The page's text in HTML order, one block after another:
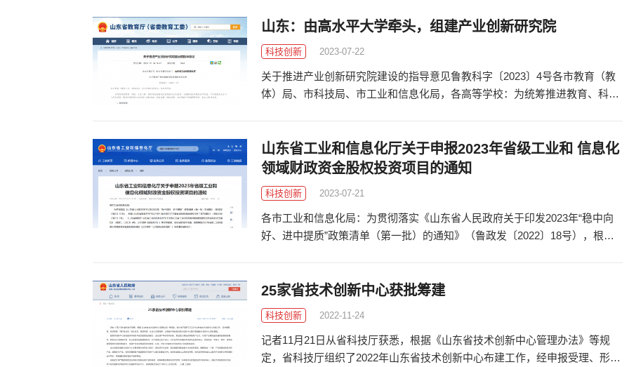
山东：由高水平大学牵头，组建产业创新研究院
科技创新 2023-07-22
关于推进产业创新研究院建设的指导意见鲁教科字〔2023〕4号各市教育（教
体）局、市科技局、市工业和信息化局，各高等学校：为统筹推进教育、科
山东省工业和信息化厅关于申报2023年省级工业和 信息化
领域财政资金股权投资项目的通知
科技创新 2023-07-21
各市工业和信息化局：为贯彻落实《山东省人民政府关于印发2023年“稳中向
好、进中提质”政策清单（第一批）的通知》（鲁政发〔2022〕18号），根据
25家省技术创新中心获批筹建
科技创新 2022-11-24
记者11月21日从省科技厅获悉，根据《山东省技术创新中心管理办法》等规
定，省科技厅组织了2022年山东省技术创新中心布建工作，经申报受理、形式